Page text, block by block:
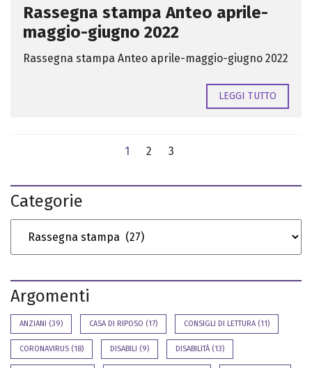
Rassegna stampa Anteo aprile-
maggio-giugno 2022
Rassegna stampa Anteo aprile-maggio-giugno 2022
LEGGI TUTTO
1 2 3
Categorie
Argomenti
ANZIANI (39) CASA DI RIPOSO (17) CONSIGLI DI LETTURA (11)
CORONAVIRUS (18) DISABILI (9) DISABILITÀ (13)